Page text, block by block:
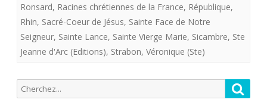
Ronsard, Racines chrétiennes de la France, République,
Rhin, Sacré-Coeur de Jésus, Sainte Face de Notre
Seigneur, Sainte Lance, Sainte Vierge Marie, Sicambre, Ste
Jeanne d'Arc (Editions), Strabon, Véronique (Ste)
Recherche
pour: